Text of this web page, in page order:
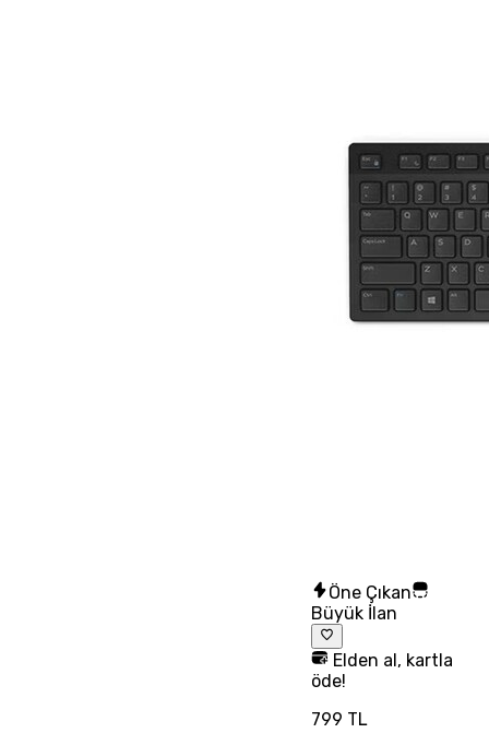
Öne Çıkan
Büyük İlan
Elden al, kartla
öde!
799 TL